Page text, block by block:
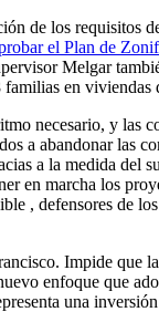
de los requisitos
el Plan de
Melgar
en viviendas
necesario, y las
a abandonar las
a la medida
en marcha los
, defensores de
Impide que
enfoque que
una